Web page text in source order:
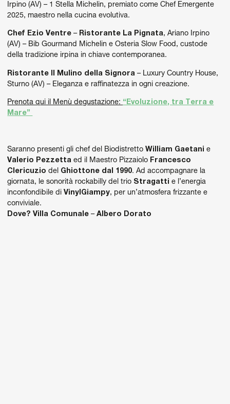
Irpino (AV) – 1 Stella Michelin, premiato come Chef Emergente
2025, maestro nella cucina evolutiva.
Chef Ezio Ventre – Ristorante La Pignata, Ariano Irpino
(AV) – Bib Gourmand Michelin e Osteria Slow Food, custode
della tradizione irpina in chiave contemporanea.
Ristorante Il Mulino della Signora – Luxury Country House,
Sturno (AV) – Eleganza e raffinatezza in ogni creazione.
Prenota qui il Menù degustazione: “Evoluzione, tra Terra e
Mare”
Saranno presenti gli chef del BiodistrettoWilliam Gaetani e
Valerio Pezzettaed il Maestro Pizzaiolo Francesco
Clericuzio del Ghiottone dal 1990. Ad accompagnare la
giornata, le sonorità rockabilly del trio Stragatti e l’energia
inconfondibile diVinylGiampy, per un’atmosfera frizzante e
conviviale.
Dove? Villa Comunale –Albero Dorato